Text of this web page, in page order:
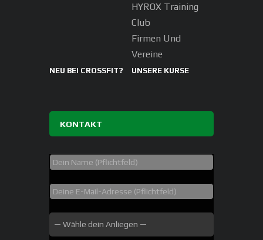
HYROX Training
Club
Firmen Und
Vereine
NEU BEI CROSSFIT? UNSERE KURSE
KONTAKT